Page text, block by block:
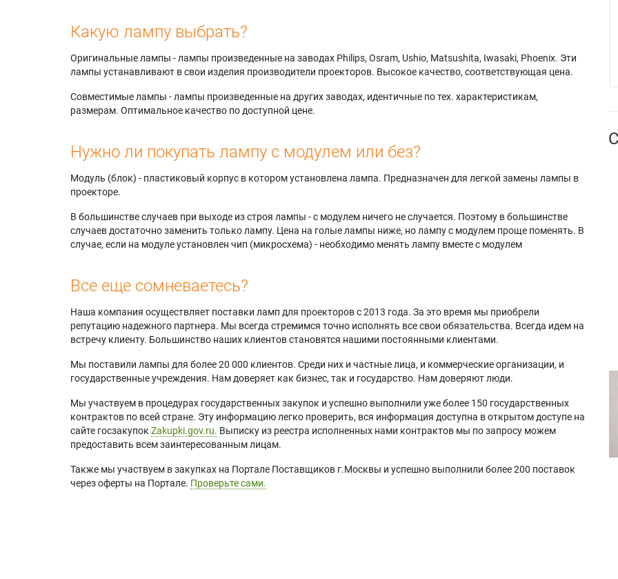
Какую лампу выбрать?
Оригинальные лампы - лампы произведенные на заводах Philips, Osram, Ushio, Matsushita, Iwasaki, Phoenix. Эти
лампы устанавливают в свои изделия производители проекторов. Высокое качество, соответствующая цена.
Совместимые лампы - лампы произведенные на других заводах, идентичные по тех. характеристикам,
размерам. Оптимальное качество по доступной цене.
Нужно ли покупать лампу с модулем или без?
Модуль (блок) - пластиковый корпус в котором установлена лампа. Предназначен для легкой замены лампы в
проекторе.
В большинстве случаев при выходе из строя лампы - с модулем ничего не случается. Поэтому в большинстве
случаев достаточно заменить только лампу. Цена на голые лампы ниже, но лампу с модулем проще поменять. В
случае, если на модуле установлен чип (микросхема) - необходимо менять лампу вместе с модулем
Все еще сомневаетесь?
Наша компания осуществляет поставки ламп для проекторов с 2013 года. За это время мы приобрели
репутацию надежного партнера. Мы всегда стремимся точно исполнять все свои обязательства. Всегда идем на
встречу клиенту. Большинство наших клиентов становятся нашими постоянными клиентами.
Мы поставили лампы для более 20 000 клиентов. Среди них и частные лица, и коммерческие организации, и
государственные учреждения. Нам доверяет как бизнес, так и государство. Нам доверяют люди.
Мы участвуем в процедурах государственных закупок и успешно выполнили уже более 150 государственных
контрактов по всей стране. Эту информацию легко проверить, вся информация доступна в открытом доступе на
сайте госзакупок Zakupki.gov.ru. Выписку из реестра исполненных нами контрактов мы по запросу можем
предоставить всем заинтересованным лицам.
Также мы участвуем в закупках на Портале Поставщиков г.Москвы и успешно выполнили более 200 поставок
через оферты на Портале. Проверьте сами.